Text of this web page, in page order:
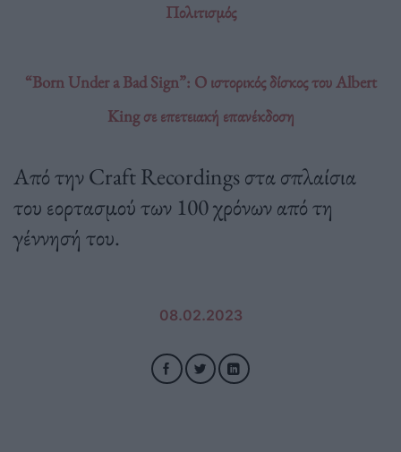
Πολιτισμός
“Born Under a Bad Sign”: Ο ιστορικός δίσκος του Albert
King σε επετειακή επανέκδοση
Από την Craft Recordings στα σπλαίσια
του εορτασμού των 100 χρόνων από τη
γέννησή του.
08.02.2023